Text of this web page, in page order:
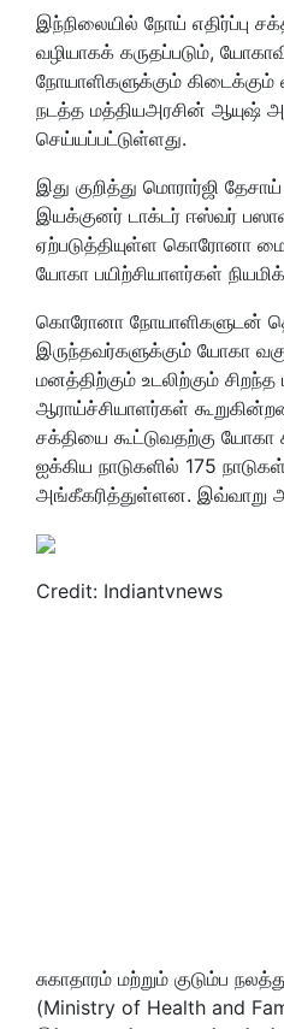
இந்நிலையில் நோய் எதிர்ப்பு
வழியாகக் கருதப்படும்,
நோயாளிகளுக்கும்
நடத்த மத்தியஅரசின் ஆயுஷ்
செய்யப்பட்டுள்ளது.
இது குறித்து மொரார்ஜி
இயக்குனர் டாக்டர் ஈஸ்வர்
ஏற்படுத்தியுள்ள கொரோனா
யோகா பயிற்சியாளர்கள்
கொரோனா நோயாளிகளுடன்
இருந்தவர்களுக்கும் யோகா
மனத்திற்கும் உடலிற்கும் சிறந்த
ஆராய்ச்சியாளர்கள்
சக்தியை கூட்டுவதற்கு யோகா
ஐக்கிய நாடுகளில் 175
அங்கீகரித்துள்ளன. இவ்வாறு
Credit: Indiantvnews
சுகாதாரம் மற்றும் குடும்ப
(Ministry of Health and